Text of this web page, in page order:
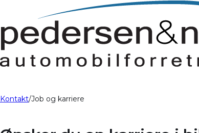
Kontakt Job og karriere